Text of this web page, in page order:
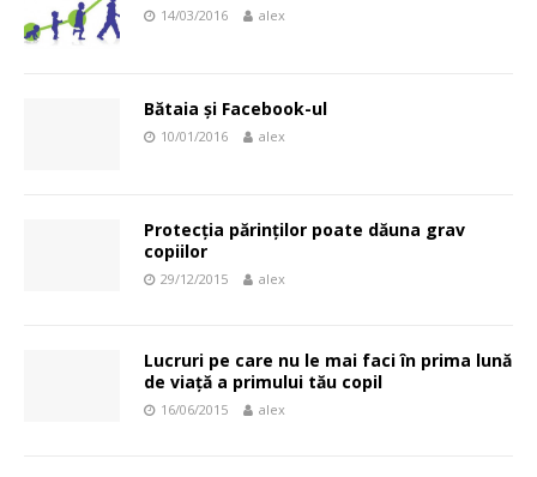
14/03/2016 alex
Bătaia și Facebook-ul
10/01/2016 alex
Protecția părinților poate dăuna grav
copiilor
29/12/2015 alex
Lucruri pe care nu le mai faci în prima lună
de viață a primului tău copil
16/06/2015 alex